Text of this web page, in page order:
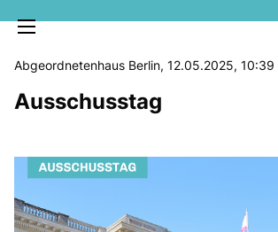
Abgeordnetenhaus Berlin, 12.05.2025, 10:39
Ausschusstag